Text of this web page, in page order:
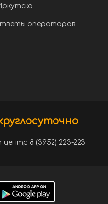
операторов
8 (3952) 223-223